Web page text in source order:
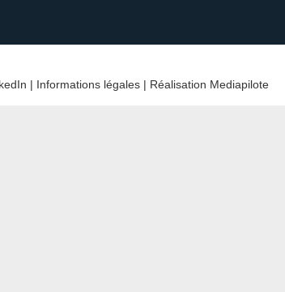
| Informations légales | Réalisation Mediapilote